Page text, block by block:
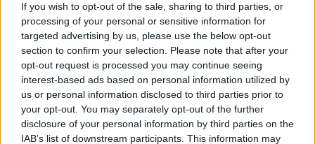
If you wish to opt-out of the sale, sharing to third parties, or
processing of your personal or sensitive information for
targeted advertising by us, please use the below opt-out
section to confirm your selection. Please note that after your
opt-out request is processed you may continue seeing
interest-based ads based on personal information utilized by
us or personal information disclosed to third parties prior to
your opt-out. You may separately opt-out of the further
disclosure of your personal information by third parties on the
IAB’s list of downstream participants. This information may
Articolia tema